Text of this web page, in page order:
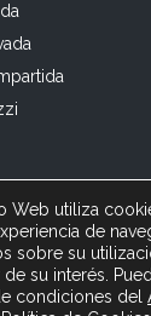
Bagus
Andalucía,
Web utiliza
de
sobre su
su interés.
condiciones del